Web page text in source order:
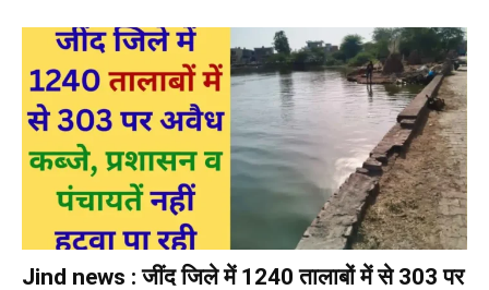
Jind news : जींद जिले में 1240 तालाबों में से 303 पर